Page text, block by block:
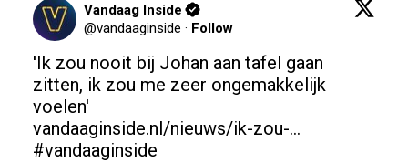
Vandaag Inside
@vandaaginside · Follow
'Ik zou nooit bij Johan aan tafel gaan
zitten, ik zou me zeer ongemakkelijk
vandaaginside.nl/nieuws/ik-zou-…
#vandaaginside